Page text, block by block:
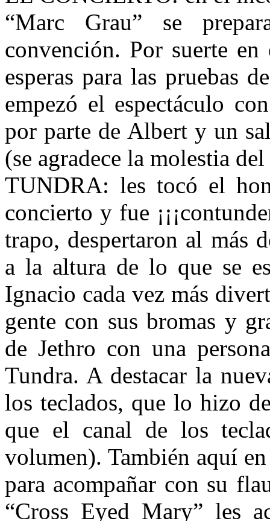
“Marc Grau” se
convención. Por suerte
esperas para las pruebas
empezó el espectáculo
por parte de Albert y un
(se agradece la molestia
TUNDRA: les tocó el
concierto y fue
trapo, despertaron al más
a la altura de lo que se
Ignacio cada vez más
gente con sus bromas y
de Jethro con una
Tundra. A destacar la
los teclados, que lo hizo
que el canal de los
volumen). También aquí
para acompañar con su
“Cross Eyed Mary” les